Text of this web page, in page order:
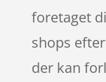
foretaget
shops
der kan